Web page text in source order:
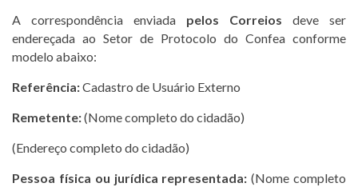
A correspondência enviada pelos Correios deve ser
endereçada ao Setor de Protocolo do Confea conforme
modelo abaixo:
Referência:Cadastro de Usuário Externo
Remetente:(Nome completo do cidadão)
(Endereço completo do cidadão)
Pessoa física ou jurídica representada: (Nome completo